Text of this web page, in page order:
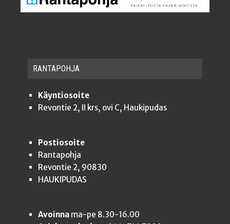
RAN­TA­POH­JA
Käyntiosoite
Revontie 2, II krs, ovi C, Haukipudas
Postiosoite
Rantapohja
Revontie 2, 90830
HAUKIPUDAS
Avoinnama-pe 8.30-16.00